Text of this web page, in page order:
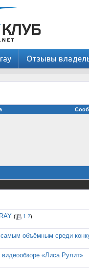
Отзывы
( 1 2)
объёмным среди
«Лиса Рулит»